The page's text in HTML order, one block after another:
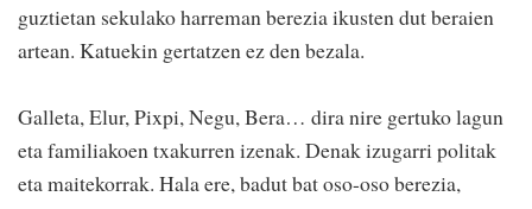
guztietan sekulako harreman berezia ikusten dut beraien
artean. Katuekin gertatzen ez den bezala.
Galleta, Elur, Pixpi, Negu, Bera… dira nire gertuko lagun
eta familiakoen txakurren izenak. Denak izugarri politak
eta maitekorrak. Hala ere, badut bat oso-oso berezia,